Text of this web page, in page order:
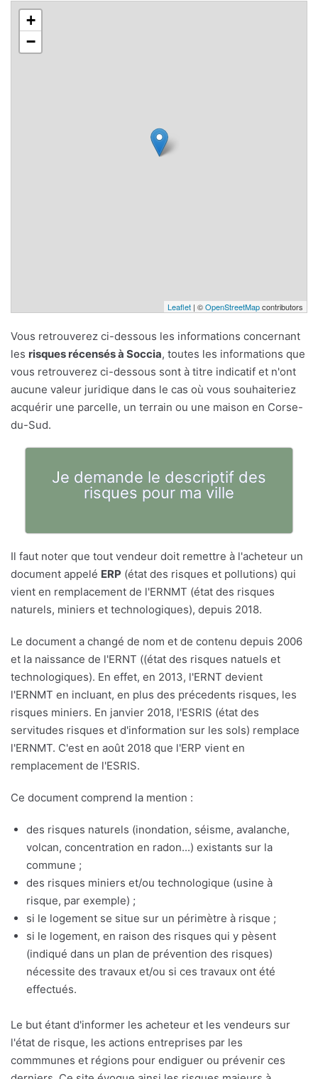
+
−
Leaflet | ©OpenStreetMapcontributors
Vous retrouverez ci-dessous les informations concernant
les risques récensés à Soccia, toutes les informations que
vous retrouverez ci-dessous sont à titre indicatif et n'ont
aucune valeur juridique dans le cas où vous souhaiteriez
acquérir une parcelle, un terrain ou une maison en Corse-
du-Sud.
Je demande le descriptif des
risques pour ma ville
Il faut noter que tout vendeur doit remettre à l'acheteur un
document appelé ERP (état des risques et pollutions) qui
vient en remplacement de l'ERNMT (état des risques
naturels, miniers et technologiques), depuis 2018.
Le document a changé de nom et de contenu depuis 2006
et la naissance de l'ERNT ((état des risques natuels et
technologiques). En effet, en 2013, l'ERNT devient
l'ERNMT en incluant, en plus des précedents risques, les
risques miniers. En janvier 2018, l'ESRIS (état des
servitudes risques et d'information sur les sols) remplace
l'ERNMT. C'est en août 2018 que l'ERP vient en
remplacement de l'ESRIS.
Ce document comprend la mention :
des risques naturels (inondation, séisme, avalanche,
volcan, concentration en radon...) existants sur la
commune ;
des risques miniers et/ou technologique (usine à
risque, par exemple) ;
si le logement se situe sur un périmètre à risque ;
si le logement, en raison des risques qui y pèsent
(indiqué dans un plan de prévention des risques)
nécessite des travaux et/ou si ces travaux ont été
effectués.
Le but étant d'informer les acheteur et les vendeurs sur
l'état de risque, les actions entreprises par les
commmunes et régions pour endiguer ou prévenir ces